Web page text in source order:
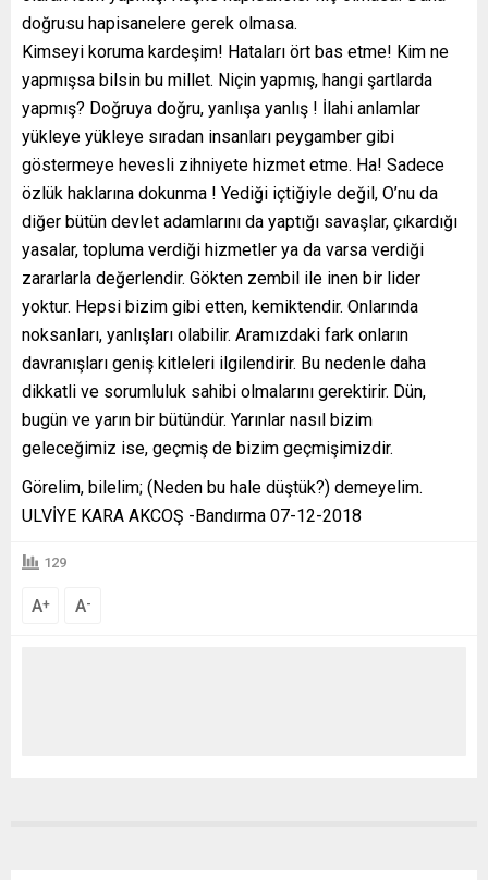
doğrusu hapisanelere gerek olmasa.
Kimseyi koruma kardeşim! Hataları ört bas etme! Kim ne
yapmışsa bilsin bu millet. Niçin yapmış, hangi şartlarda
yapmış? Doğruya doğru, yanlışa yanlış ! İlahi anlamlar
yükleye yükleye sıradan insanları peygamber gibi
göstermeye hevesli zihniyete hizmet etme. Ha! Sadece
özlük haklarına dokunma ! Yediği içtiğiyle değil, O’nu da
diğer bütün devlet adamlarını da yaptığı savaşlar, çıkardığı
yasalar, topluma verdiği hizmetler ya da varsa verdiği
zararlarla değerlendir. Gökten zembil ile inen bir lider
yoktur. Hepsi bizim gibi etten, kemiktendir. Onlarında
noksanları, yanlışları olabilir. Aramızdaki fark onların
davranışları geniş kitleleri ilgilendirir. Bu nedenle daha
dikkatli ve sorumluluk sahibi olmalarını gerektirir. Dün,
bugün ve yarın bir bütündür. Yarınlar nasıl bizim
geleceğimiz ise, geçmiş de bizim geçmişimizdir.
Görelim, bilelim; (Neden bu hale düştük?) demeyelim.
ULVİYE KARA AKCOŞ -Bandırma 07-12-2018
129
A+ A-